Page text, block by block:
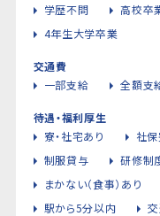
学歴不問
高校卒
4年生大学卒業
交通費
一部支給
全額支
待遇・福利厚生
寮・社宅あり
社
制服貸与
研修制
まかない（食事）あり
駅から5分以内